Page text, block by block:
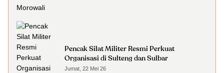
Pencak Silat Militer Resmi Perkuat
Organisasi di Sulteng dan Sulbar
Jumat, 22 Mei 26